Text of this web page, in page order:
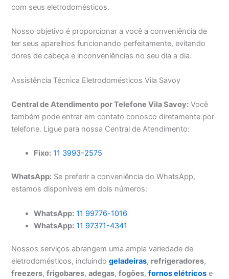
com seus eletrodomésticos.
Nosso objetivo é proporcionar a você a conveniência de
ter seus aparelhos funcionando perfeitamente, evitando
dores de cabeça e inconveniências no seu dia a dia.
Assistência Técnica Eletrodomésticos Vila Savoy
Central de Atendimento por Telefone Vila Savoy: Você
também pode entrar em contato conosco diretamente por
telefone. Ligue para nossa Central de Atendimento:
Fixo: 11 3993-2575
WhatsApp: Se preferir a conveniência do WhatsApp,
estamos disponíveis em dois números:
WhatsApp: 11 99776-1016
WhatsApp: 11 97371-4341
Nossos serviços abrangem uma ampla variedade de
eletrodomésticos, incluindogeladeiras, refrigeradores,
freezers,frigobares,adegas,fogões,fornos elétricos e